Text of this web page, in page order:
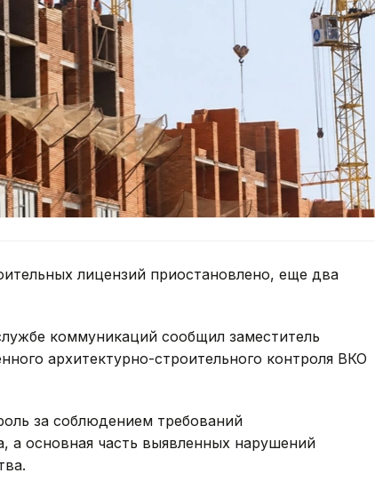
лицензий приостановлено, еще два
коммуникаций сообщил заместитель
архитектурно-строительного контроля ВКО
за соблюдением требований
а основная часть выявленных нарушений